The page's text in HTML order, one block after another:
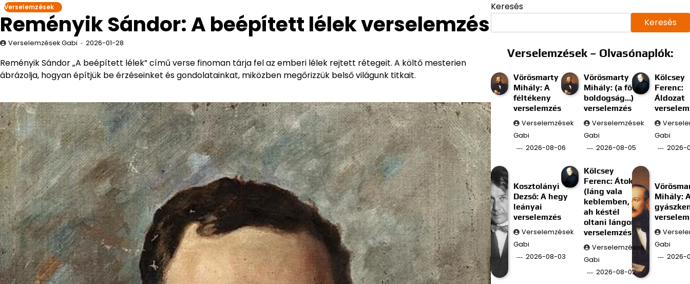
Verselemzések
Reményik Sándor: A beépített lélek verselemzés
Verselemzések Gabi 2026-01-28
Reményik Sándor „A beépített lélek” című verse finoman tárja fel az emberi lélek rejtett rétegeit. A költő mesterien
ábrázolja, hogyan építjük be érzéseinket és gondolatainkat, miközben megőrizzük belső világunk titkait.
Keresés
Keresés
Verselemzések – Olvasónaplók:
Vörösmarty
Mihály: A
féltékeny
verselemzés
Verselemzések
Gabi
2026-08-06
Vörösmarty
Mihály: (a fő
boldogság…)
verselemzés
Verselemzések
Gabi
2026-08-05
Kölcsey
Ferenc:
Áldozat
Gabi
2026-
Kosztolányi
Dezső: A hegy
leányai
verselemzés
Verselemzések
Gabi
2026-08-03
Kölcsey
Ferenc: Átok
(láng vala
keblemben, s
ah késtél
oltani lángom;)
verselemzés
Verselemzések
Gabi
2026-08-02
Mihály:
Gabi
2026-